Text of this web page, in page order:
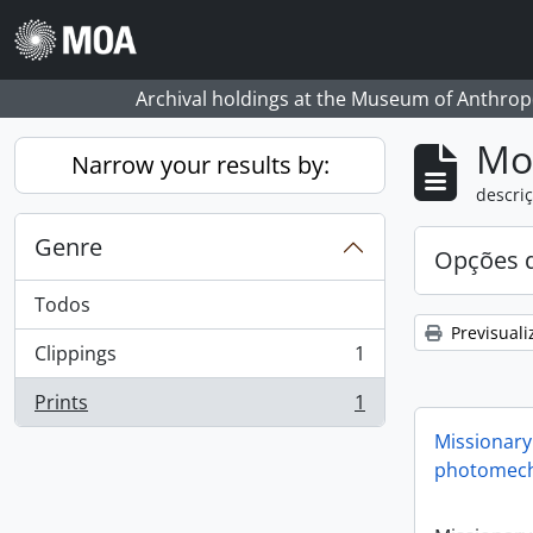
Skip to main content
Archival holdings at the Museum of
Narrow your results by:
Genre
Todos
Clippings
, 1 resultados
1
Prints
, 1 resultados 1
Opções